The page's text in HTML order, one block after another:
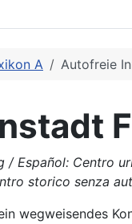
A Autofreie
Español: Centro
storico senza
wegweisendes